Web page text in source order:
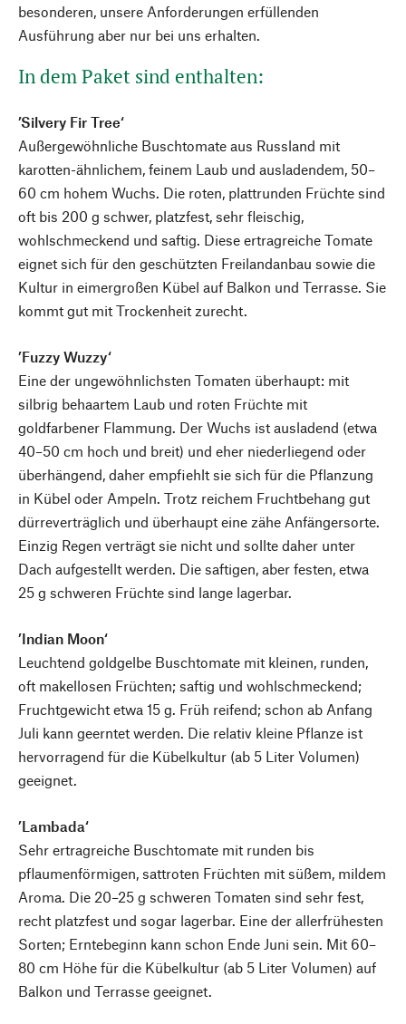
besonderen, unsere Anforderungen erfüllenden
Ausführung aber nur bei uns erhalten.
In dem Paket sind enthalten:
’Silvery Fir Tree‘
Außergewöhnliche Buschtomate aus Russland mit
karotten-ähnlichem, feinem Laub und ausladendem, 50–
60 cm hohem Wuchs. Die roten, plattrunden Früchte sind
oft bis 200 g schwer, platzfest, sehr fleischig,
wohlschmeckend und saftig. Diese ertragreiche Tomate
eignet sich für den geschützten Freilandanbau sowie die
Kultur in eimergroßen Kübel auf Balkon und Terrasse. Sie
kommt gut mit Trockenheit zurecht.
’Fuzzy Wuzzy‘
Eine der ungewöhnlichsten Tomaten überhaupt: mit
silbrig behaartem Laub und roten Früchte mit
goldfarbener Flammung. Der Wuchs ist ausladend (etwa
40–50 cm hoch und breit) und eher niederliegend oder
überhängend, daher empfiehlt sie sich für die Pflanzung
in Kübel oder Ampeln. Trotz reichem Fruchtbehang gut
dürreverträglich und überhaupt eine zähe Anfängersorte.
Einzig Regen verträgt sie nicht und sollte daher unter
Dach aufgestellt werden. Die saftigen, aber festen, etwa
25 g schweren Früchte sind lange lagerbar.
’Indian Moon‘
Leuchtend goldgelbe Buschtomate mit kleinen, runden,
oft makellosen Früchten; saftig und wohlschmeckend;
Fruchtgewicht etwa 15 g. Früh reifend; schon ab Anfang
Juli kann geerntet werden. Die relativ kleine Pflanze ist
hervorragend für die Kübelkultur (ab 5 Liter Volumen)
geeignet.
’Lambada‘
Sehr ertragreiche Buschtomate mit runden bis
pflaumenförmigen, sattroten Früchten mit süßem, mildem
Aroma. Die 20–25 g schweren Tomaten sind sehr fest,
recht platzfest und sogar lagerbar. Eine der allerfrühesten
Sorten; Erntebeginn kann schon Ende Juni sein. Mit 60–
80 cm Höhe für die Kübelkultur (ab 5 Liter Volumen) auf
Balkon und Terrasse geeignet.